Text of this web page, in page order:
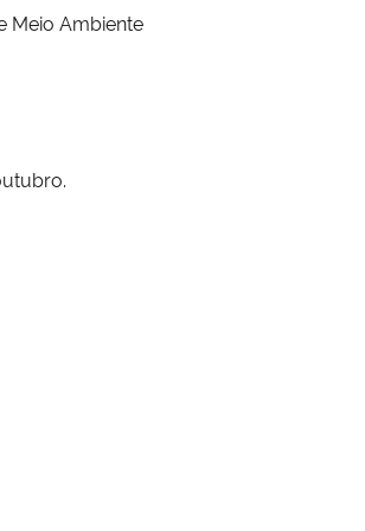
Meio Ambiente